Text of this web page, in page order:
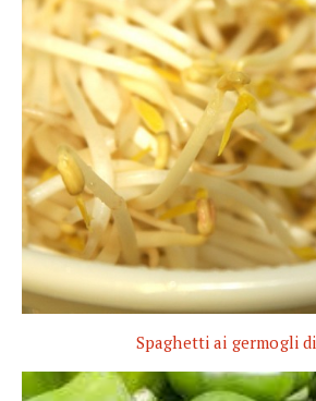
Spaghetti ai germogli